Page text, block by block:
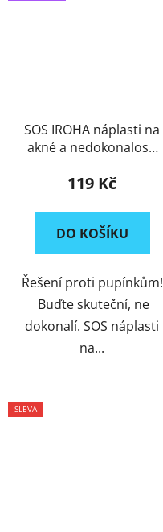
SOS IROHA náplasti na
akné a nedokonalosti
119 Kč
DO KOŠÍKU
Řešení proti pupínkům!
Buďte skuteční, ne
dokonalí. SOS náplasti
na...
SLEVA